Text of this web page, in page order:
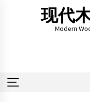
现代
Modern